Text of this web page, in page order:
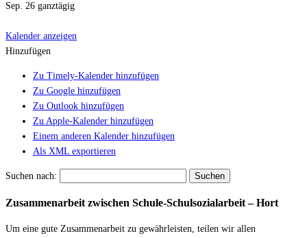
Sep. 26 ganztägig
Kalender anzeigen
Hinzufügen
Zu Timely-Kalender hinzufügen
Zu Google hinzufügen
Zu Outlook hinzufügen
Zu Apple-Kalender hinzufügen
Einem anderen Kalender hinzufügen
Als XML exportieren
Suchen nach:
Zusammenarbeit zwischen Schule-Schulsozialarbeit – Hort
Um eine gute Zusammenarbeit zu gewährleisten, teilen wir allen